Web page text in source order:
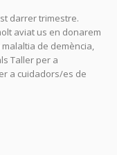
darrer trimestre.
aviat us en donarem
de demència,
Taller per a
a cuidadors/es de